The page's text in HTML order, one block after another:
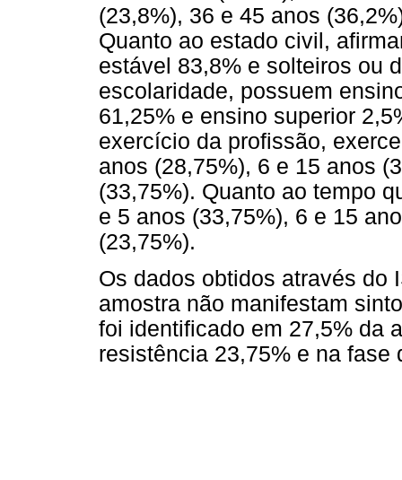
(23,8%), 36 e 45 anos
Quanto ao estado civil,
estável 83,8% e solteiros ou
escolaridade, possuem
61,25% e ensino superior
exercício da profissão,
anos (28,75%), 6 e 15 anos
(33,75%). Quanto ao tempo
e 5 anos (33,75%), 6 e 15
(23,75%).
Os dados obtidos através do
amostra não manifestam
foi identificado em 27,5% da
resistência 23,75% e na fase